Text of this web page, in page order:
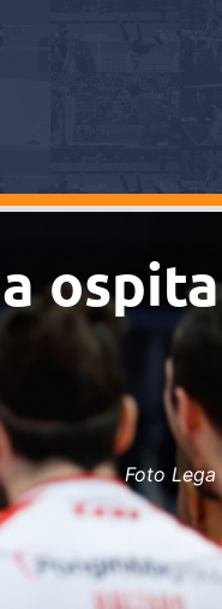
Foto Lega